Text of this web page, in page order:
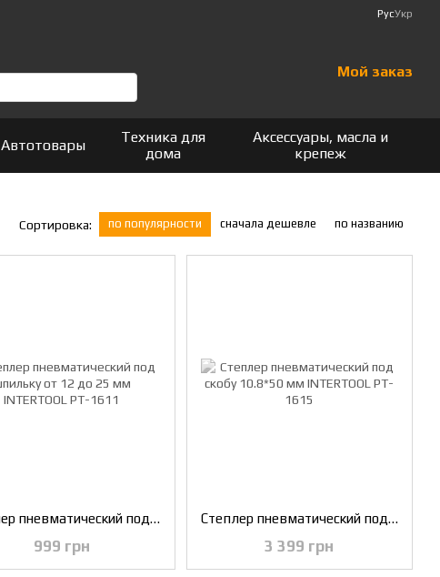
РусУкр
Мой заказ
Автотовары
Техника для
дома
Аксессуары, масла и
крепеж
Сортировка: по популярности сначала дешевле по названию
Степлер пневматический под шпильку от 12 до 25 мм INTERTOOL PT-1611
999 грн
Степлер пневматический под скобу 10.8*50 мм INTERTOOL PT-1615
3 399 грн